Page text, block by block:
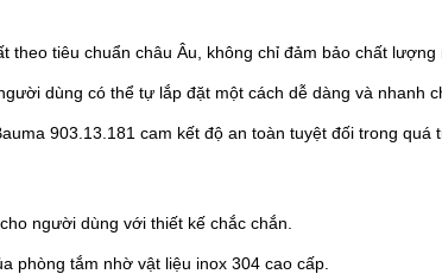
theo tiêu chuẩn châu Âu, không chỉ đảm bảo chất
dùng có thể tự lắp đặt một cách dễ dàng và nhanh
903.13.181 cam kết độ an toàn tuyệt đối trong
người dùng với thiết kế chắc chắn.
phòng tắm nhờ vật liệu inox 304 cao cấp.